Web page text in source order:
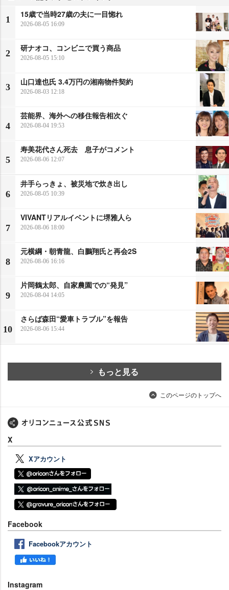
1
15歳で当時27歳の夫に一目惚れ
2026-08-05 16:09
2
研ナオコ、コンビニで買う商品
2026-08-05 15:10
3
山口達也氏 3.4万円の湘南物件契約
2026-08-03 12:18
4
芸能界、海外への移住報告相次ぐ
2026-08-04 19:53
5
寿美花代さん死去 息子がコメント
2026-08-06 12:07
6
井手らっきょ、被災地で炊き出し
2026-08-05 10:39
7
VIVANTリアルイベントに堺雅人ら
2026-08-06 18:00
8
元横綱・朝青龍、白鵬翔氏と再会2S
2026-08-06 16:16
9
片岡鶴太郎、自家農園での“発見”
2026-08-04 14:05
10
さらば森田“愛車トラブル”を報告
2026-08-06 15:44
もっと見る
このページのトップへ
X
Xアカウント
Facebook
Facebookアカウント
Instagram